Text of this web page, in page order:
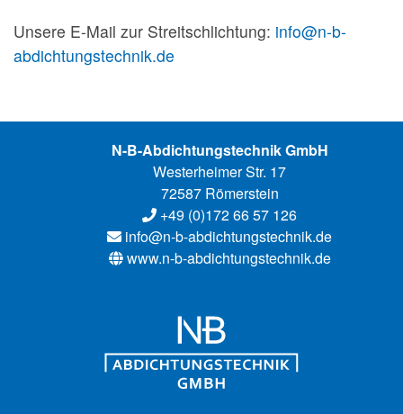
Unsere E-Mail zur Streitschlichtung: info@n-b-
abdichtungstechnik.de
N-B-Abdichtungstechnik GmbH
Westerheimer Str. 17
72587 Römerstein
+49 (0)172 66 57 126
info@n-b-abdichtungstechnik.de
www.n-b-abdichtungstechnik.de